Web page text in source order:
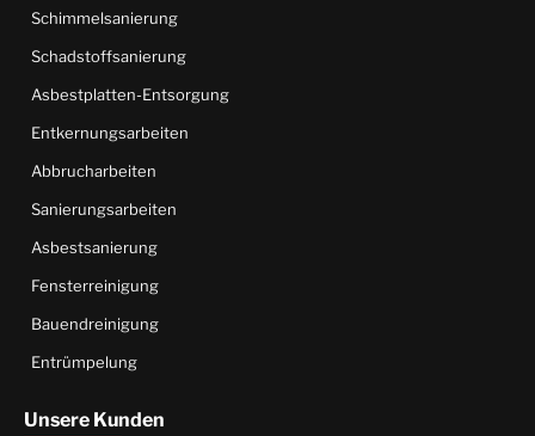
Schimmelsanierung
Schadstoffsanierung
Asbestplatten-Entsorgung
Entkernungsarbeiten
Abbrucharbeiten
Sanierungsarbeiten
Asbestsanierung
Fensterreinigung
Bauendreinigung
Entrümpelung
Unsere Kunden